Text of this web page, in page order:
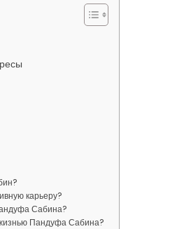
карьеру?
Сабина?
Пандуфа Сабина?